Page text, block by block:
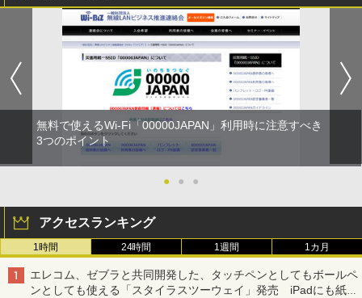
無料で使えるWi-Fi「00000JAPAN」利用時に注意すべき
3つのポイント
● ● ●
アクセスランキング
1時間 24時間 1週間 1カ月
エレコム、ゼブラと共同開発した、タッチペンとしてもボールペ
ンとしても使える「スタイラスツーウェイ」発売 iPadにも紙に